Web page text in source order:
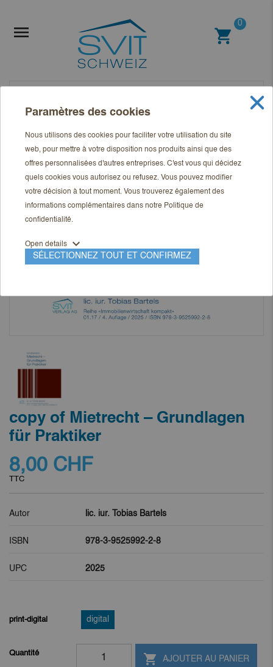
 shopping_cart
0
copy of Mietrecht – Grundlagen
für Praktiker
8,00 CHF
TTC
Autor lic. iur. Tobias Bartels
ISBN 978-3-9525992-2-8
UPC 2025
print-digital digital
Quantité  AJOUTER AU PANIER
Paramètres des cookies
Nous utilisons des cookies pour faciliter votre utilisation du site
web, pour mettre à votre disposition nos produits ainsi que des
offres personnalisées d'autres entreprises. C'est vous qui décidez
quels cookies vous autorisez ou refusez. Vous pouvez modifier
votre décision à tout moment. Vous trouverez également des
informations complémentaires dans notre Politique de
confidentialité.
Open details expand_more
SÉLECTIONNEZ TOUT ET CONFIRMEZ